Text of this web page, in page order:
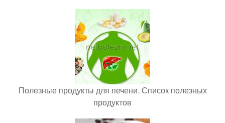
Полезные продукты для печени. Список полезных
продуктов